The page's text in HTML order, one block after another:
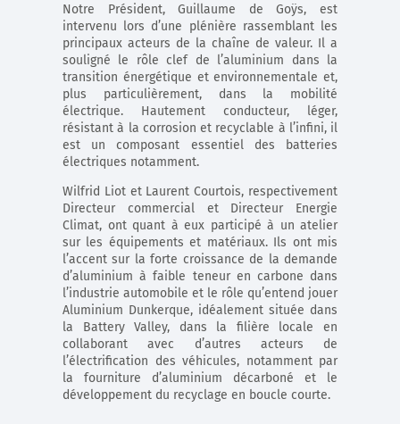
Notre Président, Guillaume de Goÿs, est
intervenu lors d’une plénière rassemblant les
principaux acteurs de la chaîne de valeur. Il a
souligné le rôle clef de l’aluminium dans la
transition énergétique et environnementale et,
plus particulièrement, dans la mobilité
électrique. Hautement conducteur, léger,
résistant à la corrosion et recyclable à l’infini, il
est un composant essentiel des batteries
électriques notamment.
Wilfrid Liot et Laurent Courtois, respectivement
Directeur commercial et Directeur Energie
Climat, ont quant à eux participé à un atelier
sur les équipements et matériaux. Ils ont mis
l’accent sur la forte croissance de la demande
d’aluminium à faible teneur en carbone dans
l’industrie automobile et le rôle qu’entend jouer
Aluminium Dunkerque, idéalement située dans
la Battery Valley, dans la filière locale en
collaborant avec d’autres acteurs de
l’électrification des véhicules, notamment par
la fourniture d’aluminium décarboné et le
développement du recyclage en boucle courte.